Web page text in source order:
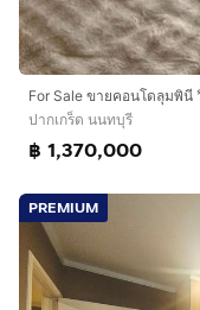
ปากเกร็ด นนทบุรี
฿ 1,370,000
PREMIUM